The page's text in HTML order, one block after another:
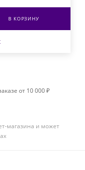
В КОРЗИНУ
от 10 000 ₽
магазина и может